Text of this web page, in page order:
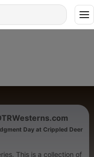
Day at Crippled Deer
This is a collection of